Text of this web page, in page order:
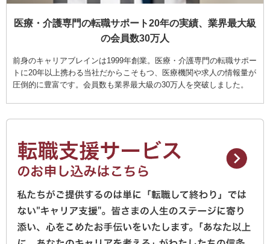
医療・介護専門の転職サポート20年の実績、業界最大級
の会員数30万人
前身のキャリアブレインは1999年創業。医療・介護専門の転職サポー
トに20年以上携わる当社だからこそもつ、医療機関や求人の情報量が
圧倒的に豊富です。会員数も業界最大級の30万人を突破しました。